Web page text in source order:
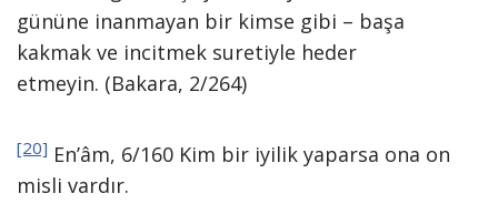
gününe inanmayan bir kimse gibi – başa
kakmak ve incitmek suretiyle heder
etmeyin. (Bakara, 2/264)
[20] En’âm, 6/160 Kim bir iyilik yaparsa ona on
misli vardır.